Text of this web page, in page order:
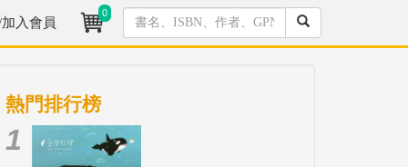
入會員
0
熱門排行榜
1